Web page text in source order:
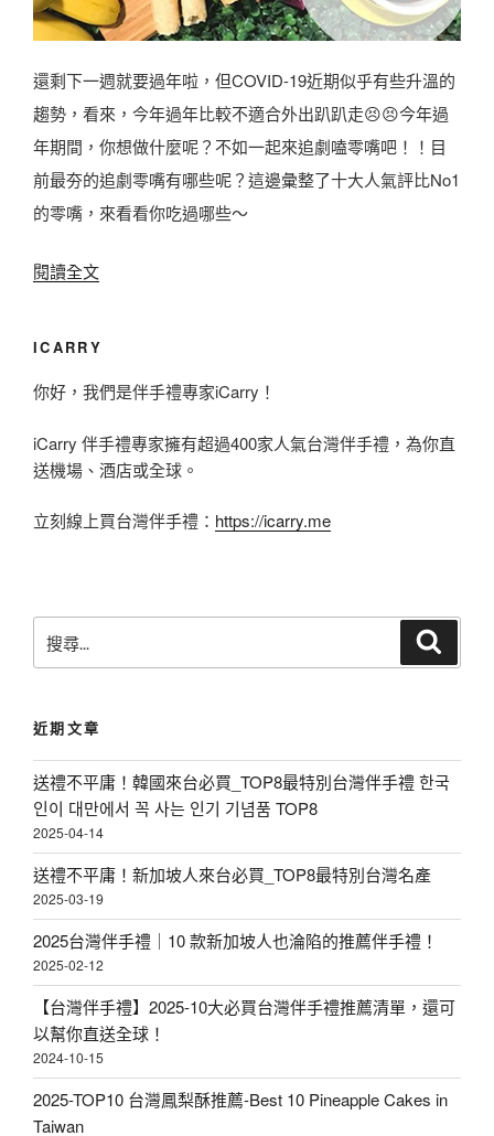
乾
排
行
榜
，
這
些
嘴
閒
食
你
不
能
😋
氣
M
I
T
零
食
點
心
全
台
最
還剩下一週就要過年啦，但COVID-19近期似乎有些升溫的
趨勢，看來，今年過年比較不適合外出趴趴走😣😣今年過
年期間，你想做什麼呢？不如一起來追劇嗑零嘴吧！！目
前最夯的追劇零嘴有哪些呢？這邊彙整了十大人氣評比No1
的零嘴，來看看你吃過哪些～
閱讀全文〈
1
新
春
在
十
嘴
|
人
氣
強
滾
滾
台
灣
美
味
ICARRY
你好，我們是伴手禮專家iCarry！
iCarry 伴手禮專家擁有超過400家人氣台灣伴手禮，為你直
送機場、酒店或全球。
立刻線上買台灣伴手禮： https://icarry.me
尋
字
:
近期文章
送禮不平庸！韓國來台必買_TOP8最特別台灣伴手禮 한국
인이 대만에서 꼭 사는 인기 기념품 TOP8
2025-04-14
送禮不平庸！新加坡人來台必買_TOP8最特別台灣名產
2025-03-19
2025台灣伴手禮｜10 款新加坡人也淪陷的推薦伴手禮！
2025-02-12
【台灣伴手禮】2025-10大必買台灣伴手禮推薦清單，還可
以幫你直送全球！
2024-10-15
2025-TOP10 台灣鳳梨酥推薦-Best 10 Pineapple Cakes in
Taiwan